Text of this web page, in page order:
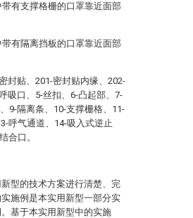
有支撑格栅的口罩靠近面部
有隔离挡板的口罩靠近面部
封贴、201-密封贴内缘、202-
吸口、5-丝扣、6-凸起部、7-
9-隔离条、10-支撑栅格、11-
呼气通道、14-吸入式逆止
合口。
型的技术方案进行清楚、完
施例是本实用新型一部分实
基于本实用新型中的实施